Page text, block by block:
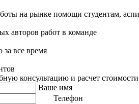
на рынке помощи студентам,
авторов работ в команде
за все время
консультацию и расчет
Ваше имя
Телефон